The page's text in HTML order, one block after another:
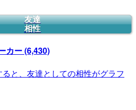
友達
相性
カー(6,430)
と、友達としての相性がグラフ